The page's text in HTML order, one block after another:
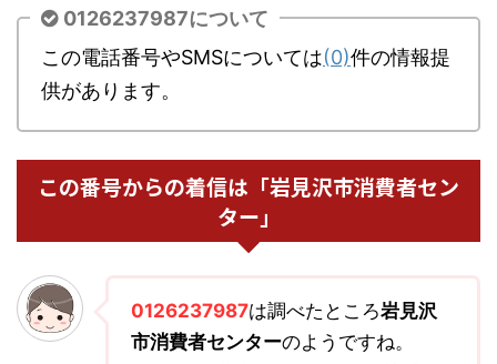
0126237987について
この電話番号やSMSについては(0)件の情報提
供があります。
この番号からの着信は「岩見沢市消費者セン
ター」
0126237987は調べたところ岩見沢
市消費者センターのようですね。